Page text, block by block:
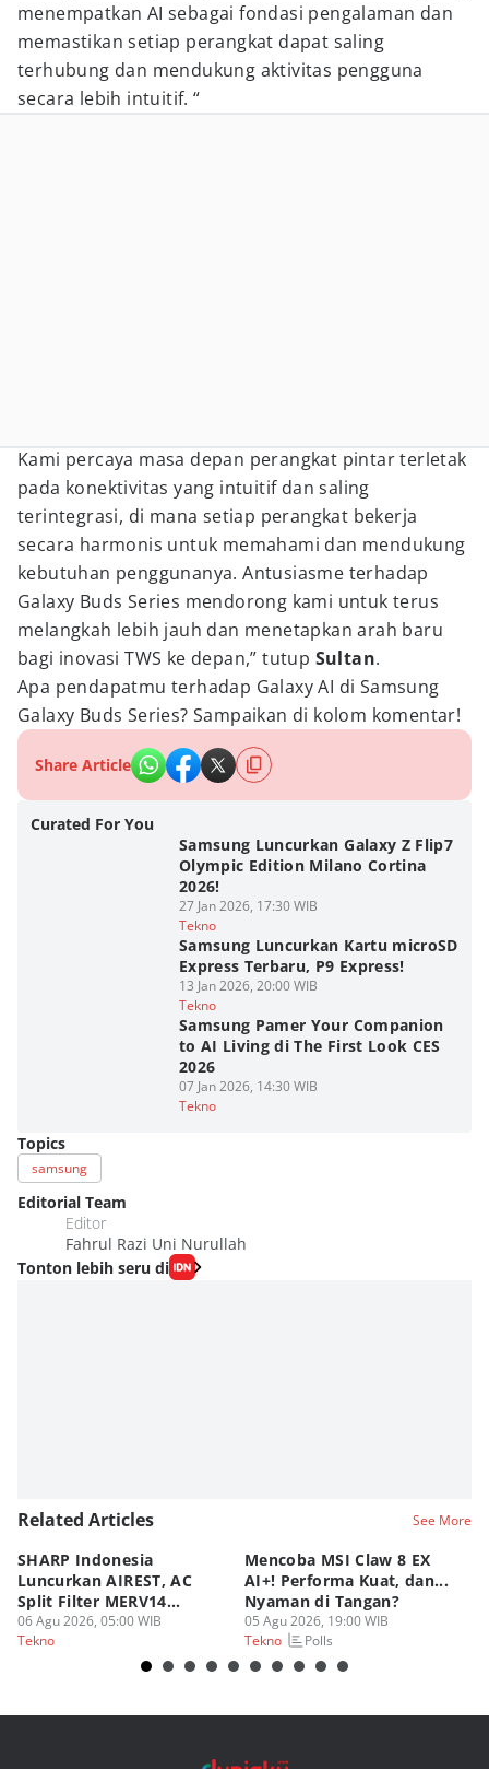
menempatkan AI sebagai fondasi pengalaman dan
memastikan setiap perangkat dapat saling
terhubung dan mendukung aktivitas pengguna
secara lebih intuitif. “
Kami percaya masa depan perangkat pintar terletak
pada konektivitas yang intuitif dan saling
terintegrasi, di mana setiap perangkat bekerja
secara harmonis untuk memahami dan mendukung
kebutuhan penggunanya. Antusiasme terhadap
Galaxy Buds Series mendorong kami untuk terus
melangkah lebih jauh dan menetapkan arah baru
bagi inovasi TWS ke depan,” tutup Sultan.
Apa pendapatmu terhadap Galaxy AI di Samsung
Galaxy Buds Series? Sampaikan di kolom komentar!
Share Article
Curated For You
Samsung Luncurkan Galaxy Z Flip7
Olympic Edition Milano Cortina
2026!
27 Jan 2026, 17:30 WIB
Tekno
Samsung Luncurkan Kartu microSD
Express Terbaru, P9 Express!
13 Jan 2026, 20:00 WIB
Tekno
Samsung Pamer Your Companion
to AI Living di The First Look CES
2026
07 Jan 2026, 14:30 WIB
Tekno
Topics
samsung
Editorial Team
Editor
Fahrul Razi Uni Nurullah
Tonton lebih seru di
Related Articles See More
SHARP Indonesia
Luncurkan AIREST, AC
Split Filter MERV14
Perdana!
06 Agu 2026, 05:00 WIB
Tekno
Mencoba MSI Claw 8 EX
AI+! Performa Kuat, dan...
Nyaman di Tangan?
05 Agu 2026, 19:00 WIB
Tekno
Polls